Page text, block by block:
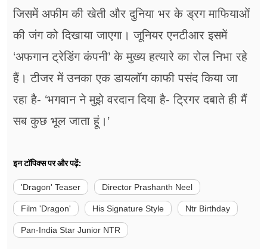
जिसमें अफीम की खेती और दुनिया भर के ड्रग माफियाओं
की जंग को दिखाया जाएगा। जूनियर एनटीआर इसमें
‘अफगान ट्रेडिंग कंपनी’ के मुख्य हत्यारे का रोल निभा रहे
हैं। टीजर में उनका एक डायलॉग काफी पसंद किया जा
रहा है- ‘भगवान ने मुझे वरदान दिया है- ट्रिगर दबाते ही मैं
सब कुछ भूल जाता हूं।’
इन टॉपिक्स पर और पढ़ें:
'Dragon' Teaser Director Prashanth Neel
Film 'Dragon' His Signature Style Ntr Birthday
Pan-India Star Junior NTR